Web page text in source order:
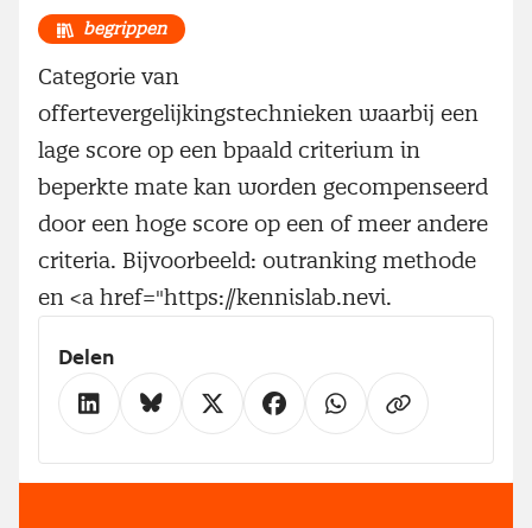
begrippen
Categorie van
offertevergelijkingstechnieken waarbij een
lage score op een bpaald criterium in
beperkte mate kan worden gecompenseerd
door een hoge score op een of meer andere
criteria. Bijvoorbeeld: outranking methode
en <a href="https://kennislab.nevi.
Delen